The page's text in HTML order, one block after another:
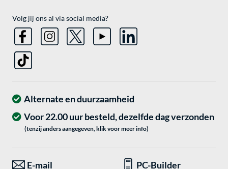
Volg jij ons al via social media?
Alternate en duurzaamheid
Voor 22.00 uur besteld, dezelfde dag verzonden
(tenzij anders aangegeven, klik voor meer info)
E-mail PC-Builder